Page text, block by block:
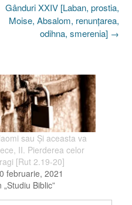
Gânduri XXIV [Laban, prostia,
Moise, Absalom, renunţarea,
odihna, smerenia] →
sau Şi aceasta va
II. Pierderea celor
[Rut 2.19-20]
februarie, 2021
„Studiu Biblic”